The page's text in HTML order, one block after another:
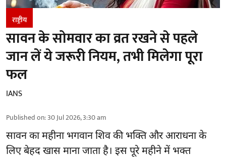
राष्ट्रीय
सावन के सोमवार का व्रत रखने से पहले
जान लें ये जरूरी नियम, तभी मिलेगा पूरा
फल
IANS
Published on:30 Jul 2026, 3:30 am
सावन का महीना भगवान शिव की भक्ति और आराधना के
लिए बेहद खास माना जाता है। इस पूरे महीने में भक्त